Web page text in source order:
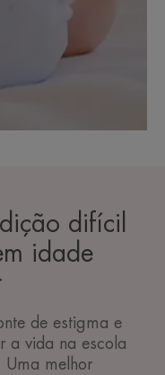
difícil
idade
de estigma e
a vida na escola
melhor